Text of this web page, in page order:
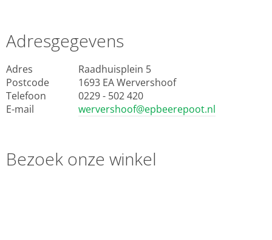
Adresgegevens
Adres
Raadhuisplein 5
Postcode
1693 EA Wervershoof
Telefoon
0229 - 502 420
E-mail
wervershoof@epbeerepoot.nl
Bezoek onze winkel